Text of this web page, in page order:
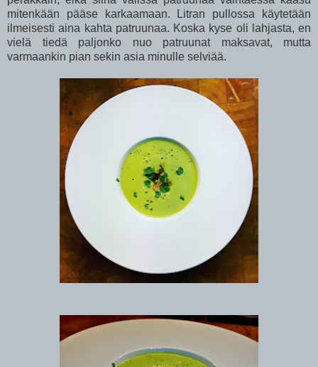
mitenkään pääse karkaamaan. Litran pullossa käytetään
ilmeisesti aina kahta patruunaa. Koska kyse oli lahjasta, en
vielä tiedä paljonko nuo patruunat maksavat, mutta
varmaankin pian sekin asia minulle selviää.